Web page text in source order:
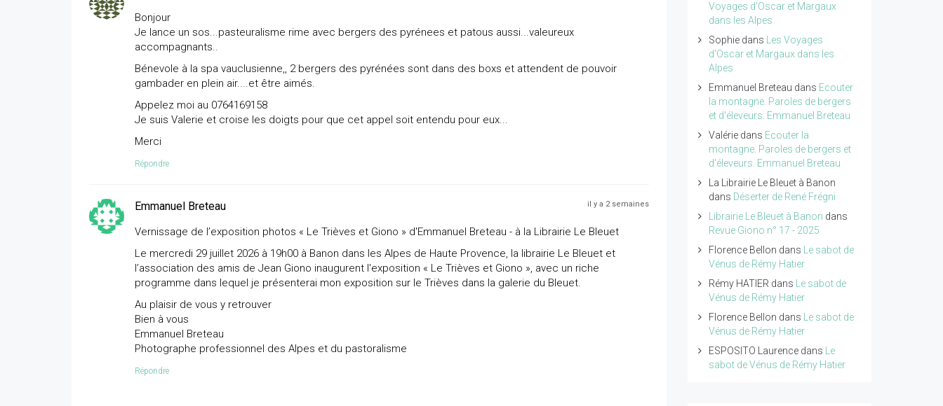
Bonjour
Je lance un sos...pasteuralisme rime avec bergers des pyrénees et patous aussi...valeureux
accompagnants..
Bénevole à la spa vauclusienne,, 2 bergers des pyrénées sont dans des boxs et attendent de pouvoir
gambader en plein air....et être aimés.
Appelez moi au 0764169158
Je suis Valerie et croise les doigts pour que cet appel soit entendu pour eux...
Merci
Répondre
Emmanuel Breteau il y a 2 semaines
Vernissage de l’exposition photos « Le Trièves et Giono » d'Emmanuel Breteau - à la Librairie Le Bleuet
Le mercredi 29 juillet 2026 à 19h00 à Banon dans les Alpes de Haute Provence, la librairie Le Bleuet et
l’association des amis de Jean Giono inaugurent l'exposition « Le Trièves et Giono », avec un riche
programme dans lequel je présenterai mon exposition sur le Trièves dans la galerie du Bleuet.
Au plaisir de vous y retrouver
Bien à vous
Emmanuel Breteau
Photographe professionnel des Alpes et du pastoralisme
Répondre
Voyages d'Oscar et Margaux
dans les Alpes
Sophiedans
Les Voyages
d'Oscar et Margaux dans les
Alpes
Emmanuel Breteau dans Ecouter
la montagne. Paroles de bergers
et d'éleveurs. Emmanuel Breteau
Valériedans Ecouter la
montagne. Paroles de bergers et
d'éleveurs. Emmanuel Breteau
La Librairie Le Bleuet à Banon
dans Déserter de René Frégni
Librairie Le Bleuet à Banon dans
Revue Giono n° 17 - 2025
Florence Bellon dans
Le sabot de
Vénus de Rémy Hatier
Rémy HATIER dans
Le sabot de
Vénus de Rémy Hatier
Florence Bellon dans
Le sabot de
Vénus de Rémy Hatier
ESPOSITO Laurencedans
Le
sabot de Vénus de Rémy Hatier